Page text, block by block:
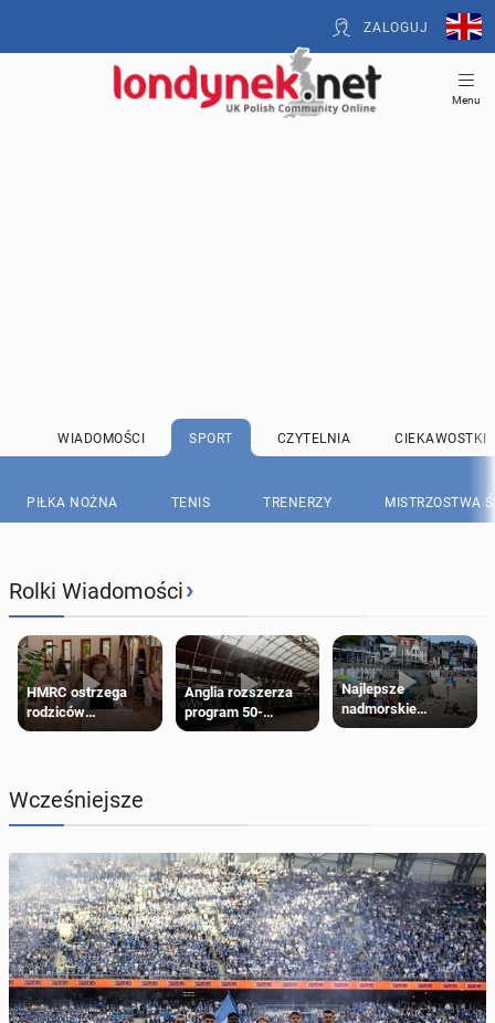
ZALOGUJ
Menu
WIADOMOŚCI SPORT CZYTELNIA CIEKAWOSTKI
PIŁKA NOŻNA TENIS TRENERZY MISTRZOSTWA
Rolki Wiadomości›
HMRC ostrzega
rodziców
pobierających Child
zwrotu zasiłku
Anglia rozszerza
program 50-
procentowych
Najlepsze
nadmorskie
miasteczko blisko
Wcześniejsze